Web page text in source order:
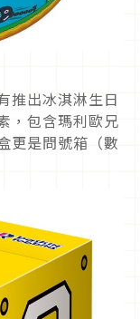
推出冰淇淋生日
，包含瑪利歐兄
更是問號箱（數